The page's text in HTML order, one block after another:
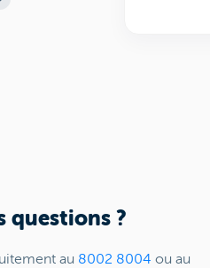
questions ?
au 8002 8004 ou au